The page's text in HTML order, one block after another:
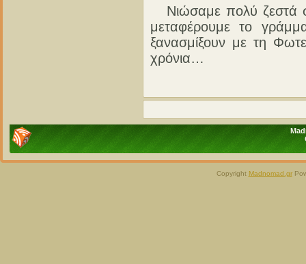
Νιώσαμε πολύ ζεστά
μεταφέρουμε το
ξανασμίξουν με τη
χρόνια…
Copyright Madnomad.gr